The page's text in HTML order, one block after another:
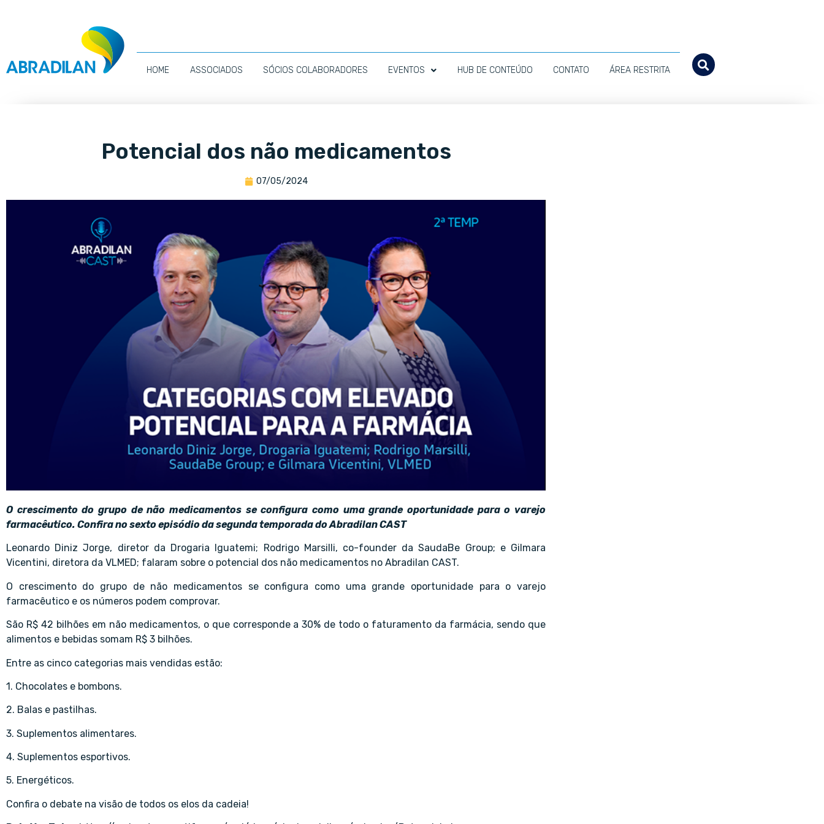
HOME ASSOCIADOS SÓCIOS COLABORADORES EVENTOS HUB DE CONTEÚDO CONTATO ÁREA RESTRITA
Potencial dos não medicamentos
07/05/2024
O crescimento do grupo de não medicamentos se configura como uma grande oportunidade para o varejo
farmacêutico. Confira no sexto episódio da segunda temporada do Abradilan CAST
Leonardo Diniz Jorge, diretor da Drogaria Iguatemi; Rodrigo Marsilli, co-founder da SaudaBe Group; e Gilmara
Vicentini, diretora da VLMED; falaram sobre o potencial dos não medicamentos no Abradilan CAST.
O crescimento do grupo de não medicamentos se configura como uma grande oportunidade para o varejo
farmacêutico e os números podem comprovar.
São R$ 42 bilhões em não medicamentos, o que corresponde a 30% de todo o faturamento da farmácia, sendo que
alimentos e bebidas somam R$ 3 bilhões.
Entre as cinco categorias mais vendidas estão:
1. Chocolates e bombons.
2. Balas e pastilhas.
3. Suplementos alimentares.
4. Suplementos esportivos.
5. Energéticos.
Confira o debate na visão de todos os elos da cadeia!